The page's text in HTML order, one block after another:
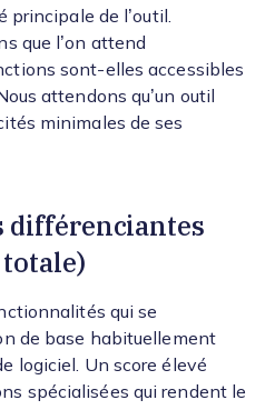
de l’outil.
que l’on attend
sont-elles accessibles
attendons qu’un outil
minimales de ses
différenciantes
qui se
de base habituellement
logiciel. Un score élevé
spécialisées qui rendent le